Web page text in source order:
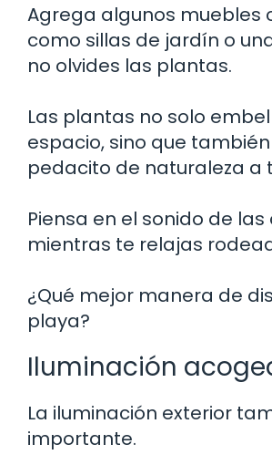
Agrega algunos muebles
como sillas de jardín o
no olvides las plantas.
Las plantas no solo
espacio, sino que
pedacito de naturaleza a
Piensa en el sonido de las
mientras te relajas
¿Qué mejor manera de
playa?
Iluminación
La iluminación exterior
importante.